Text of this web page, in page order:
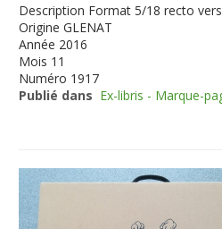
Description Format 5/18 recto
Origine GLENAT
Année 2016
Mois 11
Numéro 1917
Publié dans Ex-libris - Marque-